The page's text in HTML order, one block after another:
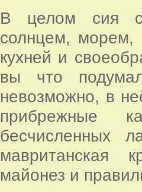
В целом сия
солнцем, морем,
кухней и
вы что
невозможно, в
прибрежные
бесчисленных
мавританская
майонез и